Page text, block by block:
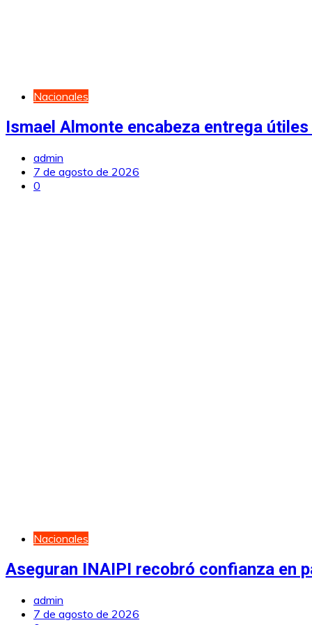
Nacionales
Ismael Almonte encabeza entrega
admin
7 de agosto de 2026
0
Nacionales
Aseguran INAIPI recobró confianza en
admin
7 de agosto de 2026